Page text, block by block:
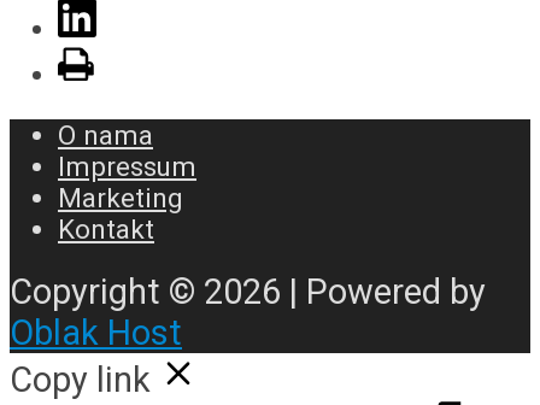
O nama
Impressum
Marketing
Kontakt
Copyright © 2026 | Powered by
Oblak Host
Copy link